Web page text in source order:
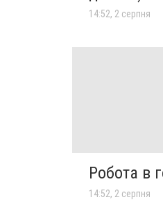
14:52, 2 серпня
Робота в
14:52, 2 серпня